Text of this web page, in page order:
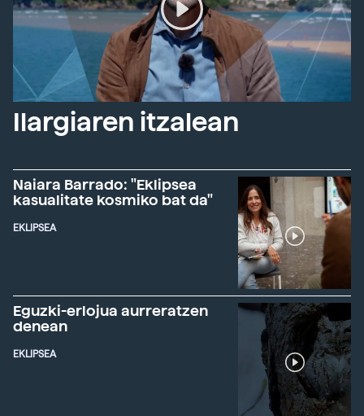
Ilargiaren itzalean
Naiara Barrado: "Eklipsea
kasualitate kosmiko bat da"
EKLIPSEA
Eguzki-erlojua aurreratzen
denean
EKLIPSEA